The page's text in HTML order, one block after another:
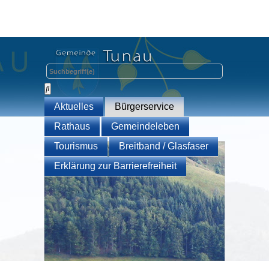
Aktuelles
Bürgerservice
Rathaus
Gemeindeleben
Tourismus
Breitband / Glasfaser
Erklärung zur Barrierefreiheit